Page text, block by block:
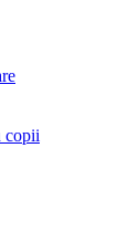
copii